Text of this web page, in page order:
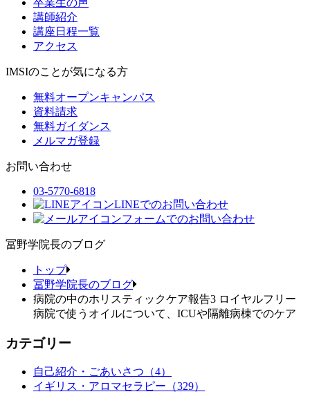
卒業生の声
講師紹介
講座日程一覧
アクセス
IMSIのことが気になる方
無料オープンキャンパス
資料請求
無料ガイダンス
メルマガ登録
お問い合わせ
03-5770-6818
LINEでのお問い合わせ
フォームでのお問い合わせ
冨野学院長のブログ
トップ
冨野学院長のブログ
病院の中のホリスティックケア報告3 ロイヤルフリー
病院で使うオイルについて、ICUや隔離病棟でのケア
カテゴリー
自己紹介・ごあいさつ（4）
イギリス・アロマセラピー（329）